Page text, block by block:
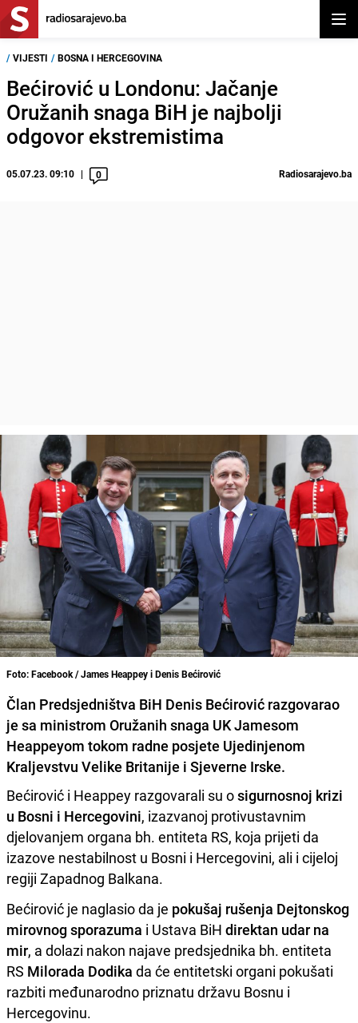
/ VIJESTI / BOSNA I HERCEGOVINA
Bećirović u Londonu: Jačanje
Oružanih snaga BiH je najbolji
odgovor ekstremistima
05.07.23. 09:10 0 Radiosarajevo.ba
Foto: Facebook / James Heappey i Denis Bećirović
Član Predsjedništva BiH Denis Bećirović razgovarao
je sa ministrom Oružanih snaga UK Jamesom
Heappeyom tokom radne posjete Ujedinjenom
Kraljevstvu Velike Britanije i Sjeverne Irske.
Bećirović i Heappey razgovarali su osigurnosnoj krizi
u Bosni i Hercegovini, izazvanoj protivustavnim
djelovanjem organa bh. entiteta RS, koja prijeti da
izazove nestabilnost u Bosni i Hercegovini, ali i cijeloj
regiji Zapadnog Balkana.
Bećirović je naglasio da je pokušaj rušenja Dejtonskog
mirovnog sporazuma i Ustava BiH direktan udar na
mir, a dolazi nakon najave predsjednika bh. entiteta
RS Milorada Dodika da će entitetski organi pokušati
razbiti međunarodno priznatu državu Bosnu i
Hercegovinu.